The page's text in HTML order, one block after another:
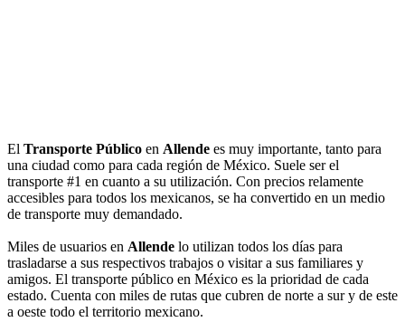
El Transporte Público en Allende es muy importante, tanto para
una ciudad como para cada región de México. Suele ser el
transporte #1 en cuanto a su utilización. Con precios relamente
accesibles para todos los mexicanos, se ha convertido en un medio
de transporte muy demandado.
Miles de usuarios en Allende lo utilizan todos los días para
trasladarse a sus respectivos trabajos o visitar a sus familiares y
amigos. El transporte público en México es la prioridad de cada
estado. Cuenta con miles de rutas que cubren de norte a sur y de este
a oeste todo el territorio mexicano.